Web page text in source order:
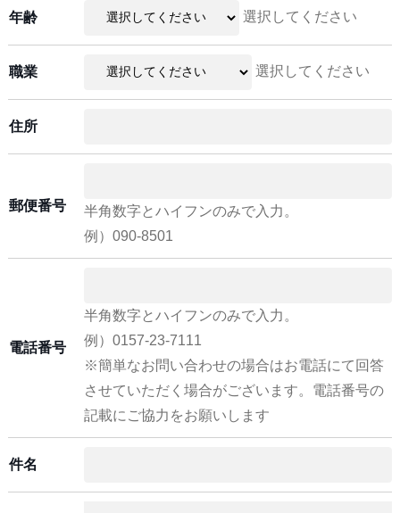
年齢 選択してください
職業 選択してください
住所
郵便番号
半角数字とハイフンのみで入力。
例）090-8501
電話番号
半角数字とハイフンのみで入力。
例）0157-23-7111
※簡単なお問い合わせの場合はお電話にて回答
させていただく場合がございます。電話番号の
記載にご協力をお願いします
件名